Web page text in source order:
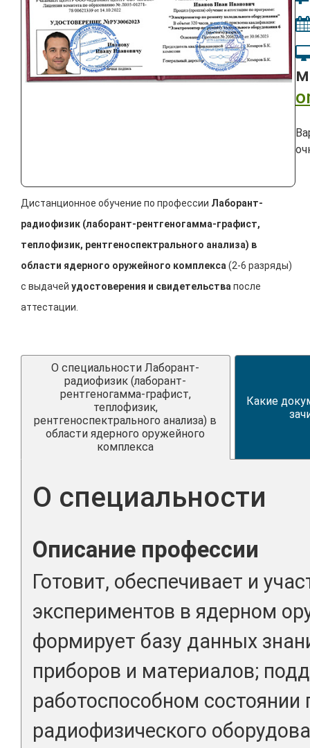
Дистанционное обучение по профессии Лаборант-
радиофизик (лаборант-рентгеногамма-графист,
теплофизик, рентгеноспектрального анализа) в
области ядерного оружейного комплекса(2-6 разряды)
с выдачей удостоверения и свидетельствапосле
аттестации.
О специальности Лаборант-
радиофизик (лаборант-
рентгеногамма-графист,
теплофизик,
рентгеноспектрального анализа) в
области ядерного оружейного
комплекса
Какие
О специальности
Описание профессии
Готовит, обеспечивает и
экспериментов в ядерном
формирует базу данных
приборов и материалов;
работоспособном состоянии
радиофизического